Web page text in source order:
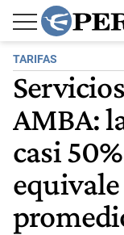
TARIFAS
AMBA:
casi